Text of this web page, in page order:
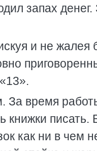
запах
и не
За время
книжки
как ни в чем